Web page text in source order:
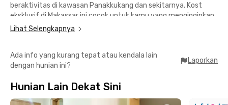
beraktivitas di kawasan Panakkukang dan sekitarnya. Kost
eksklusif di Makassar ini cocok untuk kamu yang menginginkan
tempat tinggal nyaman, praktis, serta berada di area strategis
dengan akses mudah ke kampus, pusat perbelanjaan, hingga
Dengan lokasi yang berada di area strategis Panakkukang,
perlu khawatir soal jarak dan mobilitas harian.
Lihat Selengkapnya
Ada info yang kurang tepat atau kendala lain
dengan hunian ini?
Laporkan
Hunian Lain Dekat Sini